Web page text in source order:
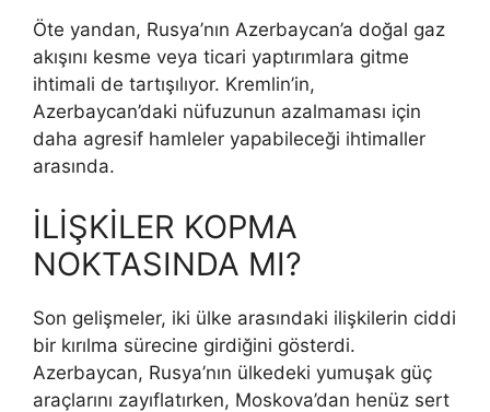
Öte yandan, Rusya’nın Azerbaycan’a doğal gaz
akışını kesme veya ticari yaptırımlara gitme
ihtimali de tartışılıyor. Kremlin’in,
Azerbaycan’daki nüfuzunun azalmaması için
daha agresif hamleler yapabileceği ihtimaller
arasında.
İLİŞKİLER KOPMA
NOKTASINDA MI?
Son gelişmeler, iki ülke arasındaki ilişkilerin ciddi
bir kırılma sürecine girdiğini gösterdi.
Azerbaycan, Rusya’nın ülkedeki yumuşak güç
araçlarını zayıflatırken, Moskova’dan henüz sert